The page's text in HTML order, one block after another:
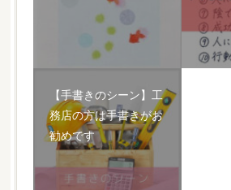
【手書きのシーン】工
務店の方は手書きがお
勧めです